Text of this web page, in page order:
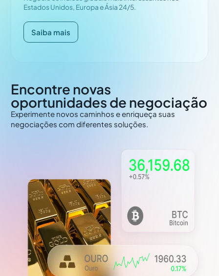
Estados Unidos, Europa e Ásia 24/5.
Saiba mais
Encontre novas
oportunidades de negociação
Experimente novos caminhos e enriqueça suas
negociações com diferentes soluções.